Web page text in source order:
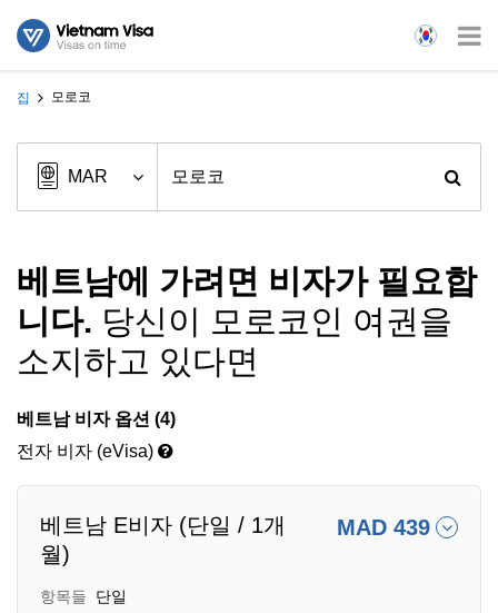
집 모로코
베트남에 가려면 비자가 필요합
니다. 당신이 모로코인 여권을
소지하고 있다면
베트남 비자 옵션 (4)
전자 비자 (eVisa)
베트남 E비자 (단일 / 1개
월)
MAD 439
항목들
단일